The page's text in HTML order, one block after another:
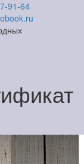
91-64